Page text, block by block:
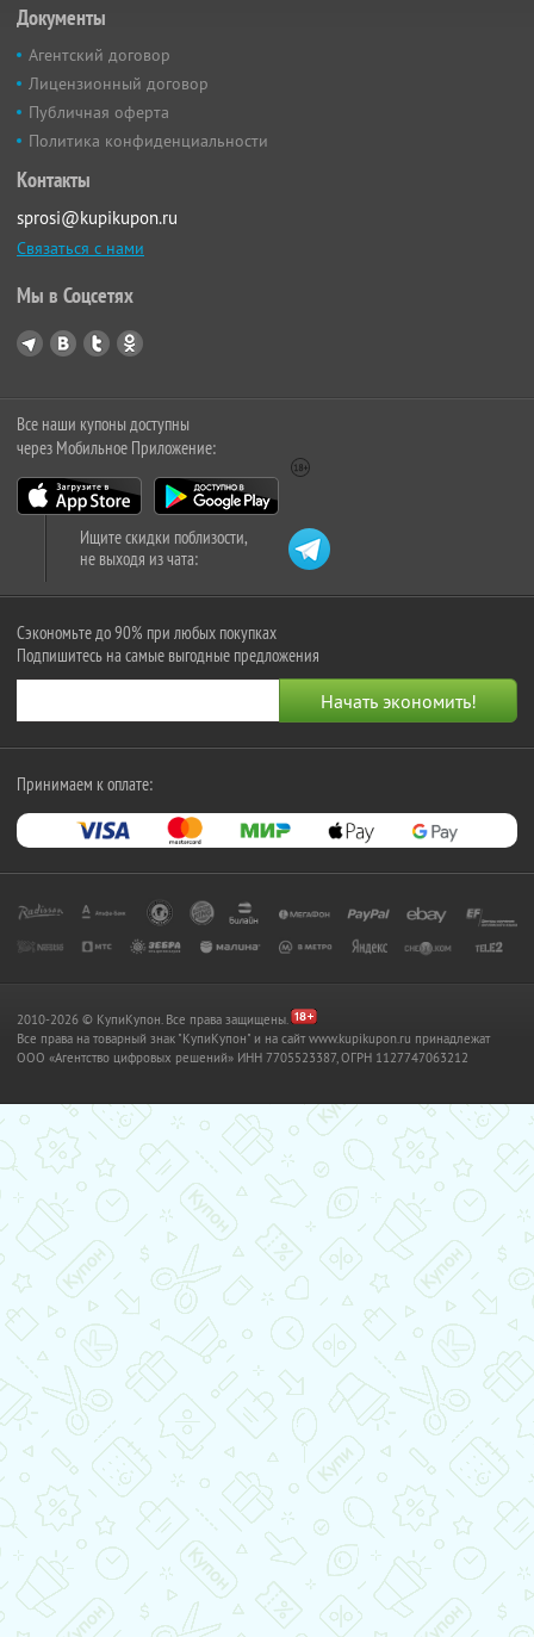
Документы
Агентский договор
Лицензионный договор
Публичная оферта
Политика конфиденциальности
Контакты
sprosi@kupikupon.ru
Связаться с нами
Мы в Соцсетях
Все наши купоны доступны
через Мобильное Приложение:
Ищите скидки поблизости,
не выходя из чата:
Сэкономьте до 90% при любых покупках
Подпишитесь на самые выгодные предложения
Принимаем к оплате:
2010-2026 © КупиКупон. Все права защищены.
Все права на товарный знак "КупиКупон" и на сайт www.kupikupon.ru принадлежат
OOO «Агентство цифровых решений» ИНН 7705523387, ОГРН 1127747063212